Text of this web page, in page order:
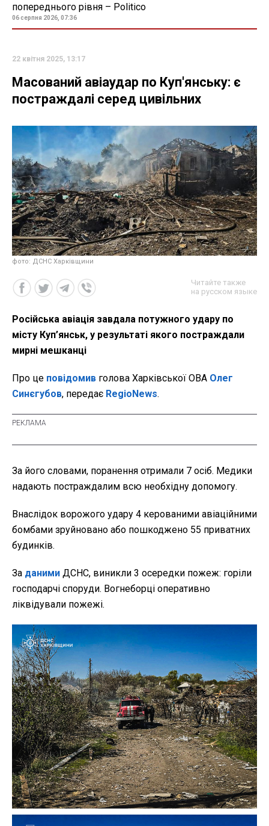
попереднього рівня – Politico
06 серпня 2026, 07:36
22 квітня 2025, 13:17
Масований авіаудар по Куп'янську: є
постраждалі серед цивільних
фото: ДСНС Харківщини
Читайте также
на русском языке
Російська авіація завдала потужного удару по
місту Куп’янськ, у результаті якого постраждали
мирні мешканці
Про це повідомив голова Харківської ОВА Олег
Синєгубов, передає RegioNews.
За його словами, поранення отримали 7 осіб. Медики
надають постраждалим всю необхідну допомогу.
Внаслідок ворожого удару 4 керованими авіаційними
бомбами зруйновано або пошкоджено 55 приватних
будинків.
За даними ДСНС, виникли 3 осередки пожеж: горіли
господарчі споруди. Вогнеборці оперативно
ліквідували пожежі.